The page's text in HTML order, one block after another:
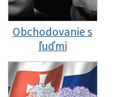
Obchodovanie s
ľuďmi